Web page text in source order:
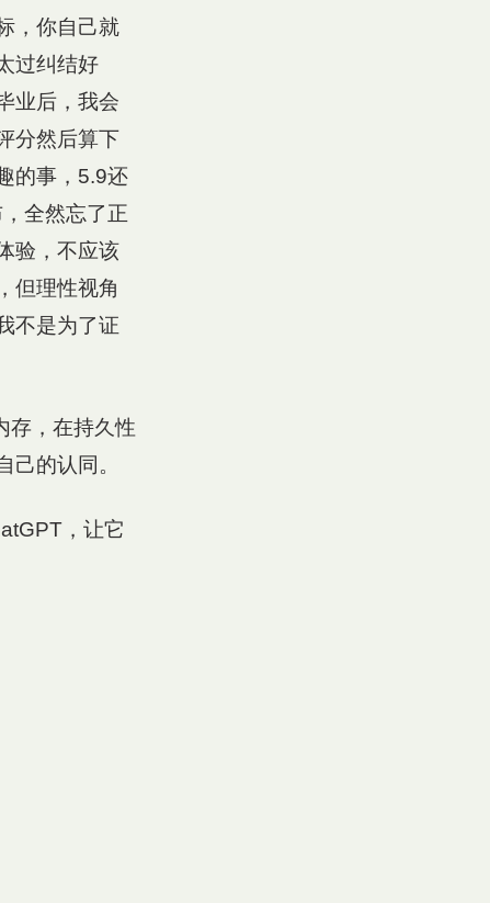
，你自己就
过纠结好
业后，我会
分然后算下
的事，5.9还
全然忘了正
验，不应该
但理性视角
不是为了证
存，在持久性
的认同。
，让它